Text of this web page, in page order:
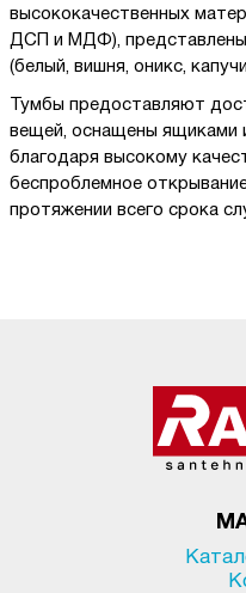
высококачественных
ДСП и МДФ), представлены
(белый, вишня, оникс,
Тумбы предоставляют
вещей, оснащены ящиками
благодаря высокому
беспроблемное
протяжении всего срока